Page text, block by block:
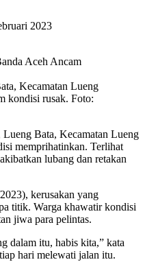
2023
Kecamatan Lueng
kondisi rusak. Foto:
Bata, Kecamatan Lueng
memprihatinkan. Terlihat
lubang dan retakan
kerusakan yang
titik. Warga khawatir kondisi
jiwa para pelintas.
dalam itu, habis kita,” kata
hari melewati jalan itu.